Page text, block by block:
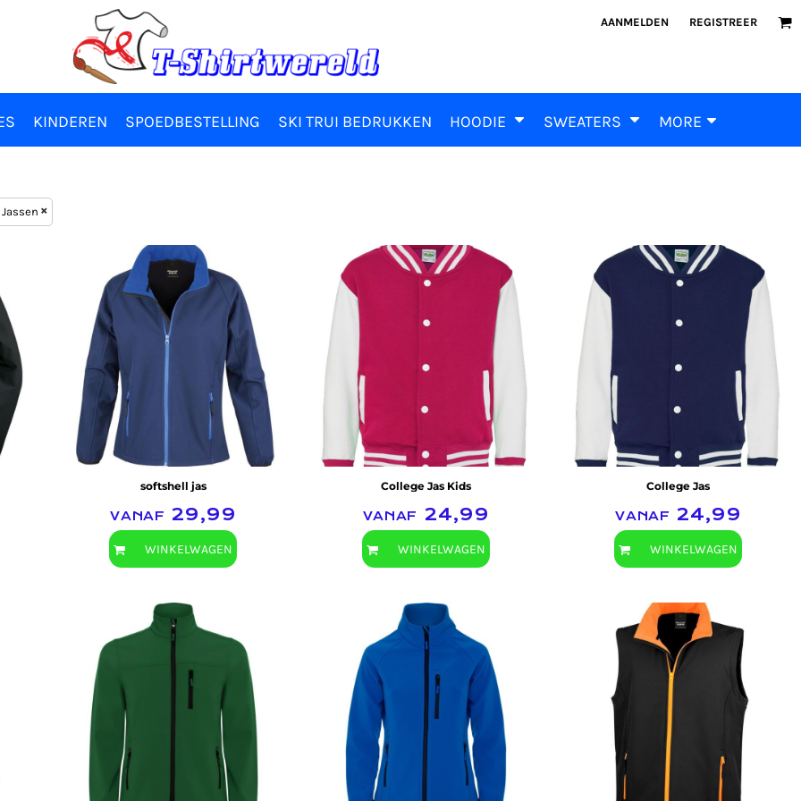
AANMELDEN REGISTREER
KINDEREN SPOEDBESTELLING SKI TRUI BEDRUKKEN HOODIE SWEATERS MORE
Jassen
Result Core
softshell jas
vanaf 29,99
WINKELWAGEN
College Jas Kids
vanaf 24,99
WINKELWAGEN
College Jas
vanaf 24,99
WINKELWAGEN
Result Core